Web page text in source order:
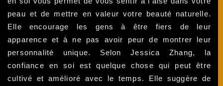
peau et de mettre en valeur votre beauté naturelle.
Elle encourage les gens à être fiers de leur
apparence et à ne pas avoir peur de montrer leur
personnalité unique. Selon Jessica Zhang, la
confiance en soi est quelque chose qui peut être
cultivé et amélioré avec le temps. Elle suggère de